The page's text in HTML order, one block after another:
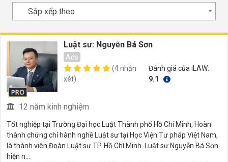
Sắp xếp theo
Luật sư: Nguyễn Bá Sơn
Ads
(4 nhận
xét)
Đánh giá của iLAW:
9.1
12 năm kinh nghiệm
Tốt nghiệp tại Trường Đại học Luật Thành phố Hồ Chí Minh, Hoàn
thành chứng chỉ hành nghề Luật sư tại Học Viện Tư pháp Việt Nam,
là thành viên Đoàn Luật sư TP. Hồ Chí Minh. Luật sư Nguyễn Bá Sơn
hiện n...